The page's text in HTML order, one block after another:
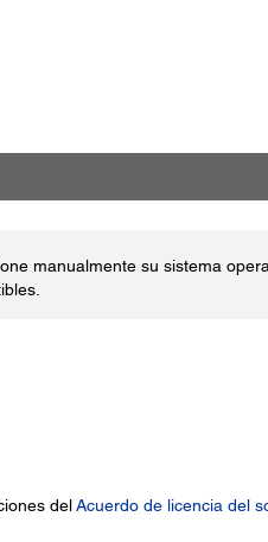
manualmente su sistema
delAcuerdo de licencia del